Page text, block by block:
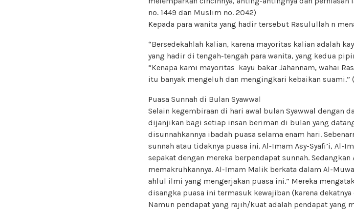
no. 1449 dan Muslim no. 2042)
Kepada para wanita yang hadir tersebut Rasulullah n
“Bersedekahlah kalian, karena mayoritas kalian adalah
yang hadir di tengah-tengah para wanita, yang kedua
“Kenapa kami mayoritas kayu bakar Jahannam, wahai
itu banyak mengeluh dan mengingkari kebaikan suami.”
Puasa Sunnah di Bulan Syawwal
Selain kegembiraan di hari awal bulan Syawwal dengan
dijanjikan bagi setiap insan beriman di bulan yang
disunnahkannya ibadah puasa selama enam hari.
sunnah atau tidaknya puasa ini. Al-Imam Asy-Syafi’i, Al-
sepakat dengan mereka berpendapat sunnah.
memakruhkannya. Al-Imam Malik berkata dalam Al-
ahlul ilmi yang mengerjakan puasa ini.” Mereka
disangka puasa ini termasuk kewajiban (karena dekatnya
Namun pendapat yang rajih/kuat adalah pendapat yang